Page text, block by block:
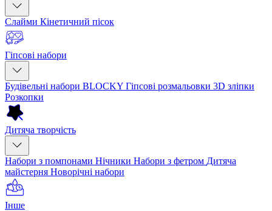
Слайми Кінетичний пісок
Гіпсові набори
Будівельні набори BLOCKY Гіпсові розмальовки 3D зліпки
Розкопки
Дитяча творчість
Набори з помпонами Нічники Набори з фетром Дитяча
майстерня Новорічні набори
Інше